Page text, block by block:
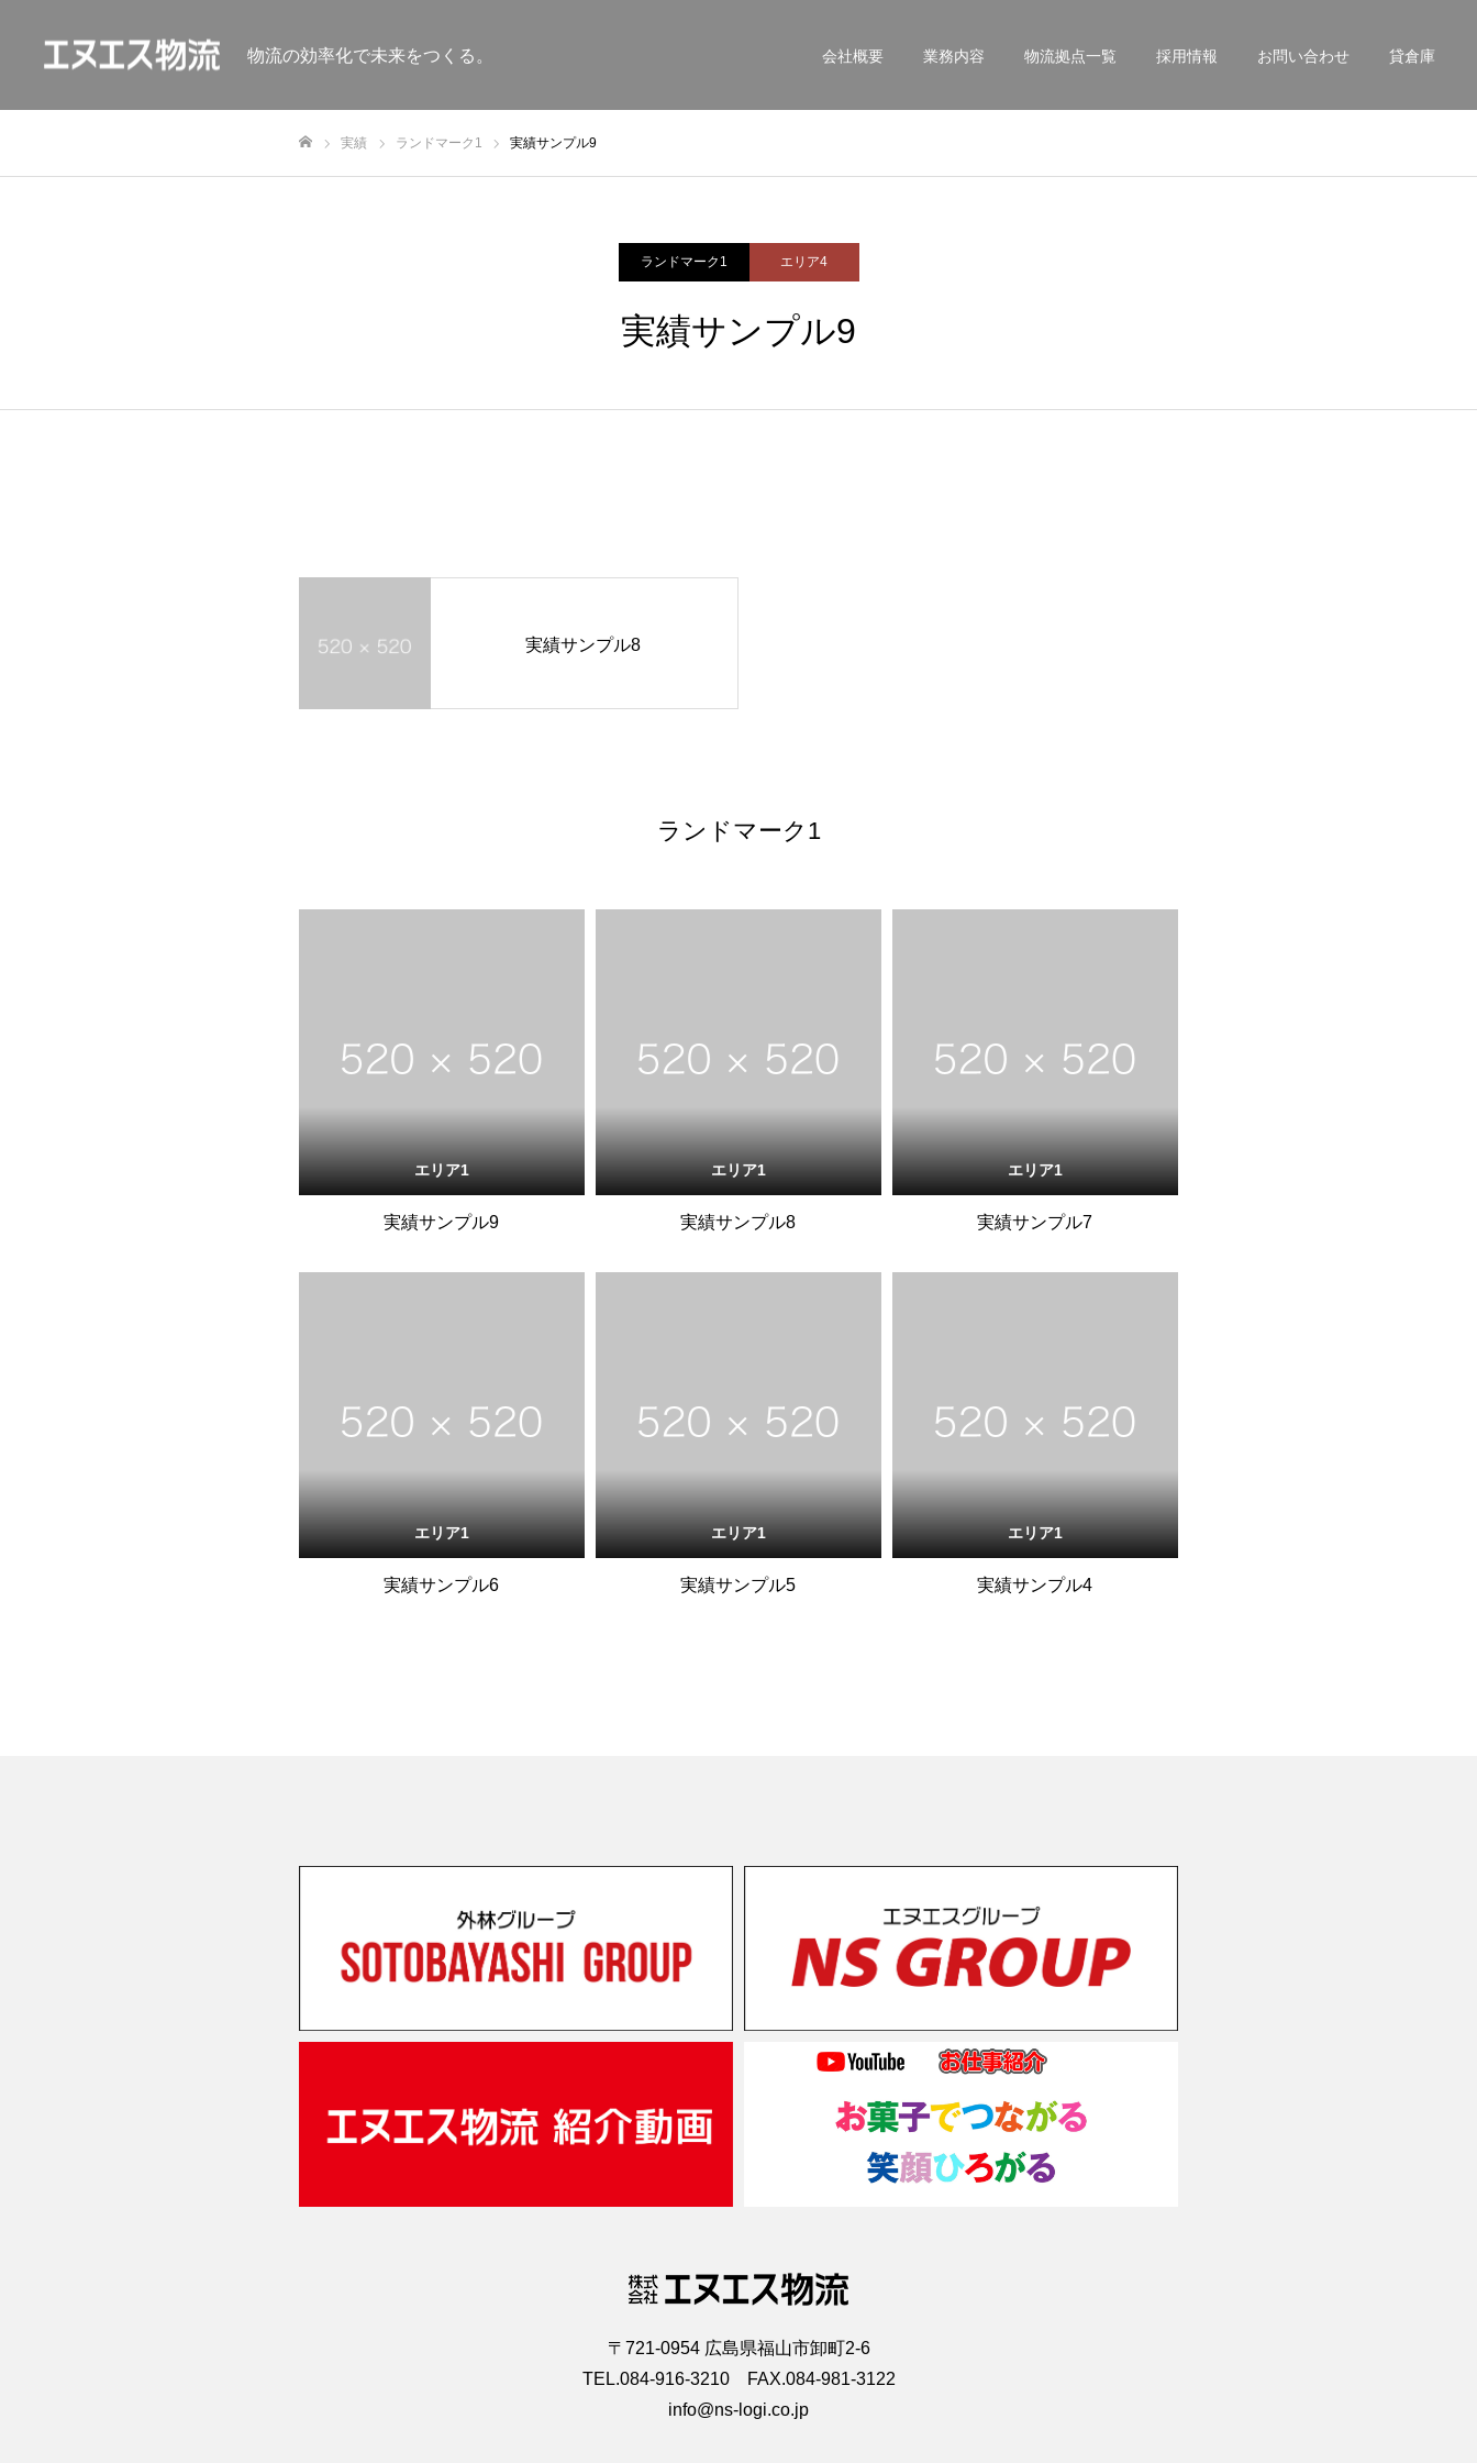
物流の効率化で未来をつくる。 会社概要 業務内容 物流拠点一覧 採用情報 お問い合わせ 貸倉庫
実績 ランドマーク1 実績サンプル9
ランドマーク1 エリア4
実績サンプル9
実績サンプル8
ランドマーク1
エリア1
実績サンプル9
エリア1
実績サンプル8
エリア1
実績サンプル7
エリア1
実績サンプル6
エリア1
実績サンプル5
エリア1
実績サンプル4
〒721-0954 広島県福山市卸町2-6
TEL.084-916-3210 FAX.084-981-3122
info@ns-logi.co.jp